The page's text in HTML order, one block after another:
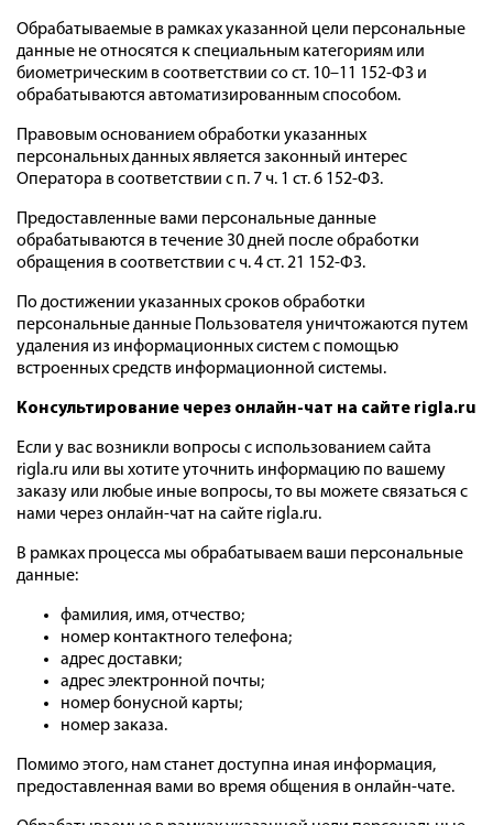
Обрабатываемые в рамках указанной цели персональные
данные не относятся к специальным категориям или
биометрическим в соответствии со ст. 10–11 152-ФЗ и
обрабатываются автоматизированным способом.
Правовым основанием обработки указанных
персональных данных является законный интерес
Оператора в соответствии с п. 7 ч. 1 ст. 6 152-ФЗ.
Предоставленные вами персональные данные
обрабатываются в течение 30 дней после обработки
обращения в соответствии с ч. 4 ст. 21 152-ФЗ.
По достижении указанных сроков обработки
персональные данные Пользователя уничтожаются путем
удаления из информационных систем с помощью
встроенных средств информационной системы.
Консультирование через онлайн-чат на сайте rigla.ru
Если у вас возникли вопросы с использованием сайта
rigla.ru или вы хотите уточнить информацию по вашему
заказу или любые иные вопросы, то вы можете связаться с
нами через онлайн-чат на сайте rigla.ru.
В рамках процесса мы обрабатываем ваши персональные
данные:
фамилия, имя, отчество;
номер контактного телефона;
адрес доставки;
адрес электронной почты;
номер бонусной карты;
номер заказа.
Помимо этого, нам станет доступна иная информация,
предоставленная вами во время общения в онлайн-чате.